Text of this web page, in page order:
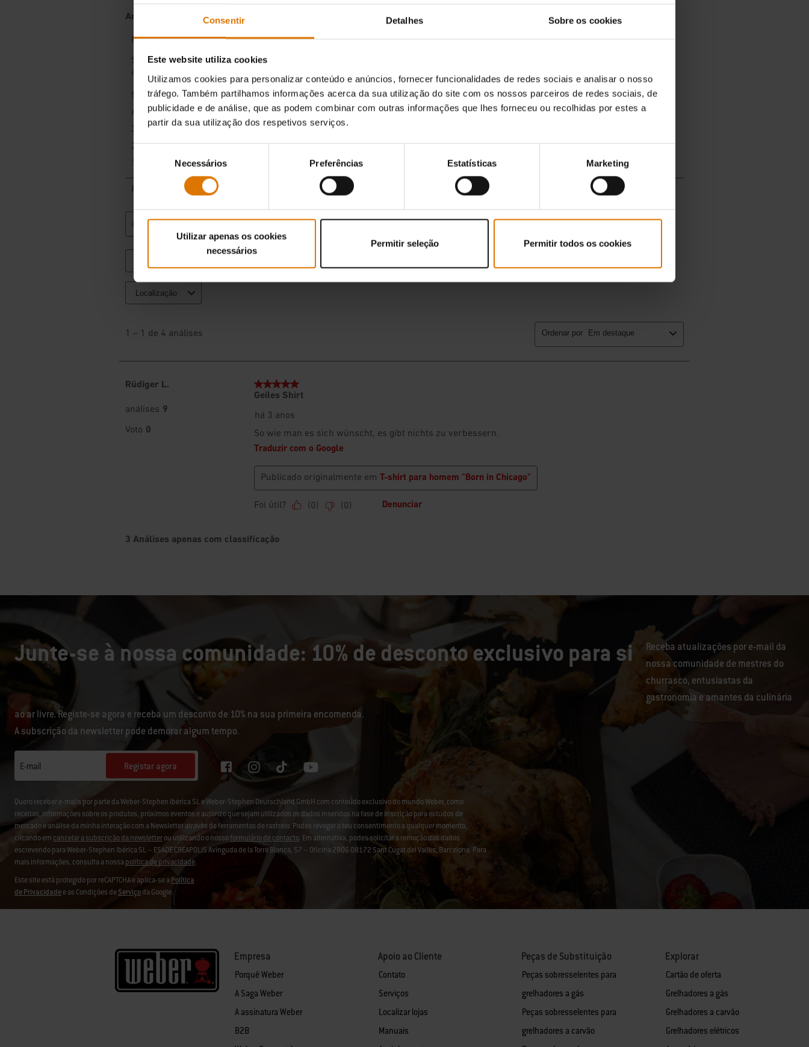
Consentir Detalhes Sobre os cookies
Este website utiliza cookies
Utilizamos cookies para personalizar conteúdo e anúncios, fornecer funcionalidades de redes sociais e analisar o nosso
tráfego. Também partilhamos informações acerca da sua utilização do site com os nossos parceiros de redes sociais, de
publicidade e de análise, que as podem combinar com outras informações que lhes forneceu ou recolhidas por estes a
partir da sua utilização dos respetivos serviços.
Seleção
consentimento
Necessários Preferências Estatísticas Marketing
Utilizar apenas os cookies
necessários
Permitir seleção Permitir todos os cookies
Junte-se à nossa comunidade: 10% de desconto exclusivo para si
Receba atualizações por e-mail da
nossa comunidade de mestres do
churrasco, entusiastas da
gastronomia e amantes da culinária
ao ar livre. Registe-se agora e receba um desconto de 10% na sua primeira encomenda.
A subscrição da newsletter pode demorar algum tempo.
E-mail Registar agora
Quero receber e-mails por parte da Weber-Stephen Ibérica SL e Weber-Stephen Deutschland GmbH com conteúdo exclusivo do mundo Weber, como
receitas, informações sobre os produtos, próximos eventos e autorizo que sejam utilizados os dados inseridos na fase de inscrição para estudos de
mercado e análise da minha interação com a Newsletter através de ferramentas de rastreio. Podes revogar o teu consentimento a qualquer momento,
clicando em cancelar a subscrição da newsletterou utilizando o nossoformulário de contacto. Em alternativa, podes solicitar a remoção dos dados
escrevendo para Weber-Stephen Ibérica SL – ESADE CREAPOLIS Avinguda de la Torre Blanca, 57 – Oficina 2B06 08172 Sant Cugat del Vallès, Barcelona. Para
mais informações, consulta a nossa política de privacidade.
Este site está protegido por reCAPTCHA e aplica-se aPolítica
de Privacidadee as Condições deServiçoda Google.
Empresa
Porquê Weber
A Saga Weber
A assinatura Weber
B2B
Apoio ao Cliente
Contato
Serviços
Localizar lojas
Manuais
Peças de Substituição
Peças sobresselentes para
grelhadores a gás
Peças sobresselentes para
grelhadores a carvão
Explorar
Cartão de oferta
Grelhadores a gás
Grelhadores a carvão
Grelhadores elétricos